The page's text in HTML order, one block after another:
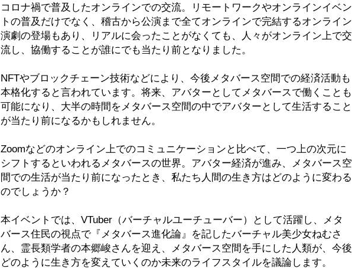
コロナ禍で普及したオンラインでの交流。リモートワークやオンラインイベン
トの普及だけでなく、稽古から公演まで全てオンラインで完結するオンライン
演劇の登場もあり、リアルに会ったことがなくても、人々がオンライン上で交
流し、協働することが誰にでも当たり前となりました。
NFTやブロックチェーン技術などにより、今後メタバース空間での経済活動も
本格化すると言われています。将来、アバターとしてメタバースで働くことも
可能になり、大半の時間をメタバース空間の中でアバターとして生活すること
が当たり前になるかもしれません。
Zoomなどのオンライン上でのコミュニケーションと比べて、一つ上の次元に
シフトするといわれるメタバースの世界。アバター経済が進み、メタバース空
間での生活が当たり前になったとき、私たち人間の生き方はどのように変わる
のでしょうか？
本イベントでは、VTuber（バーチャルユーチューバー）として活躍し、メタ
バース住民の視点で『メタバース進化論』を記したバーチャル美少女ねむさ
ん、霊長類学者の本郷峻さんを迎え、メタバース空間を手にした人類が、今後
どのように生き方を変えていくのか未来のライフスタイルを議論します。